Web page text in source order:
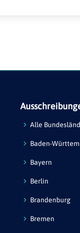
Alle
Baden-
Bayern
Berlin
Brandenburg
Bremen